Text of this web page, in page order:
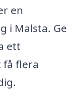
en
i Malsta. Ge
ett
flera